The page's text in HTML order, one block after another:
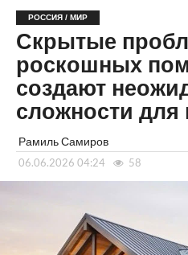
РОССИЯ / МИР
Скрытые
роскошных
создают
сложности для
Рамиль Самиров
06.06.2026 04:24 58